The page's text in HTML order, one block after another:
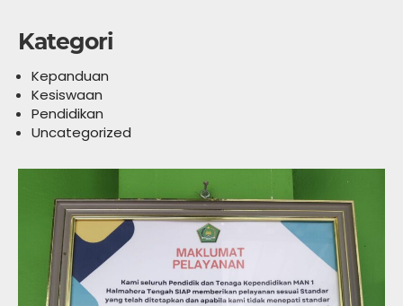
Kategori
Kepanduan
Kesiswaan
Pendidikan
Uncategorized